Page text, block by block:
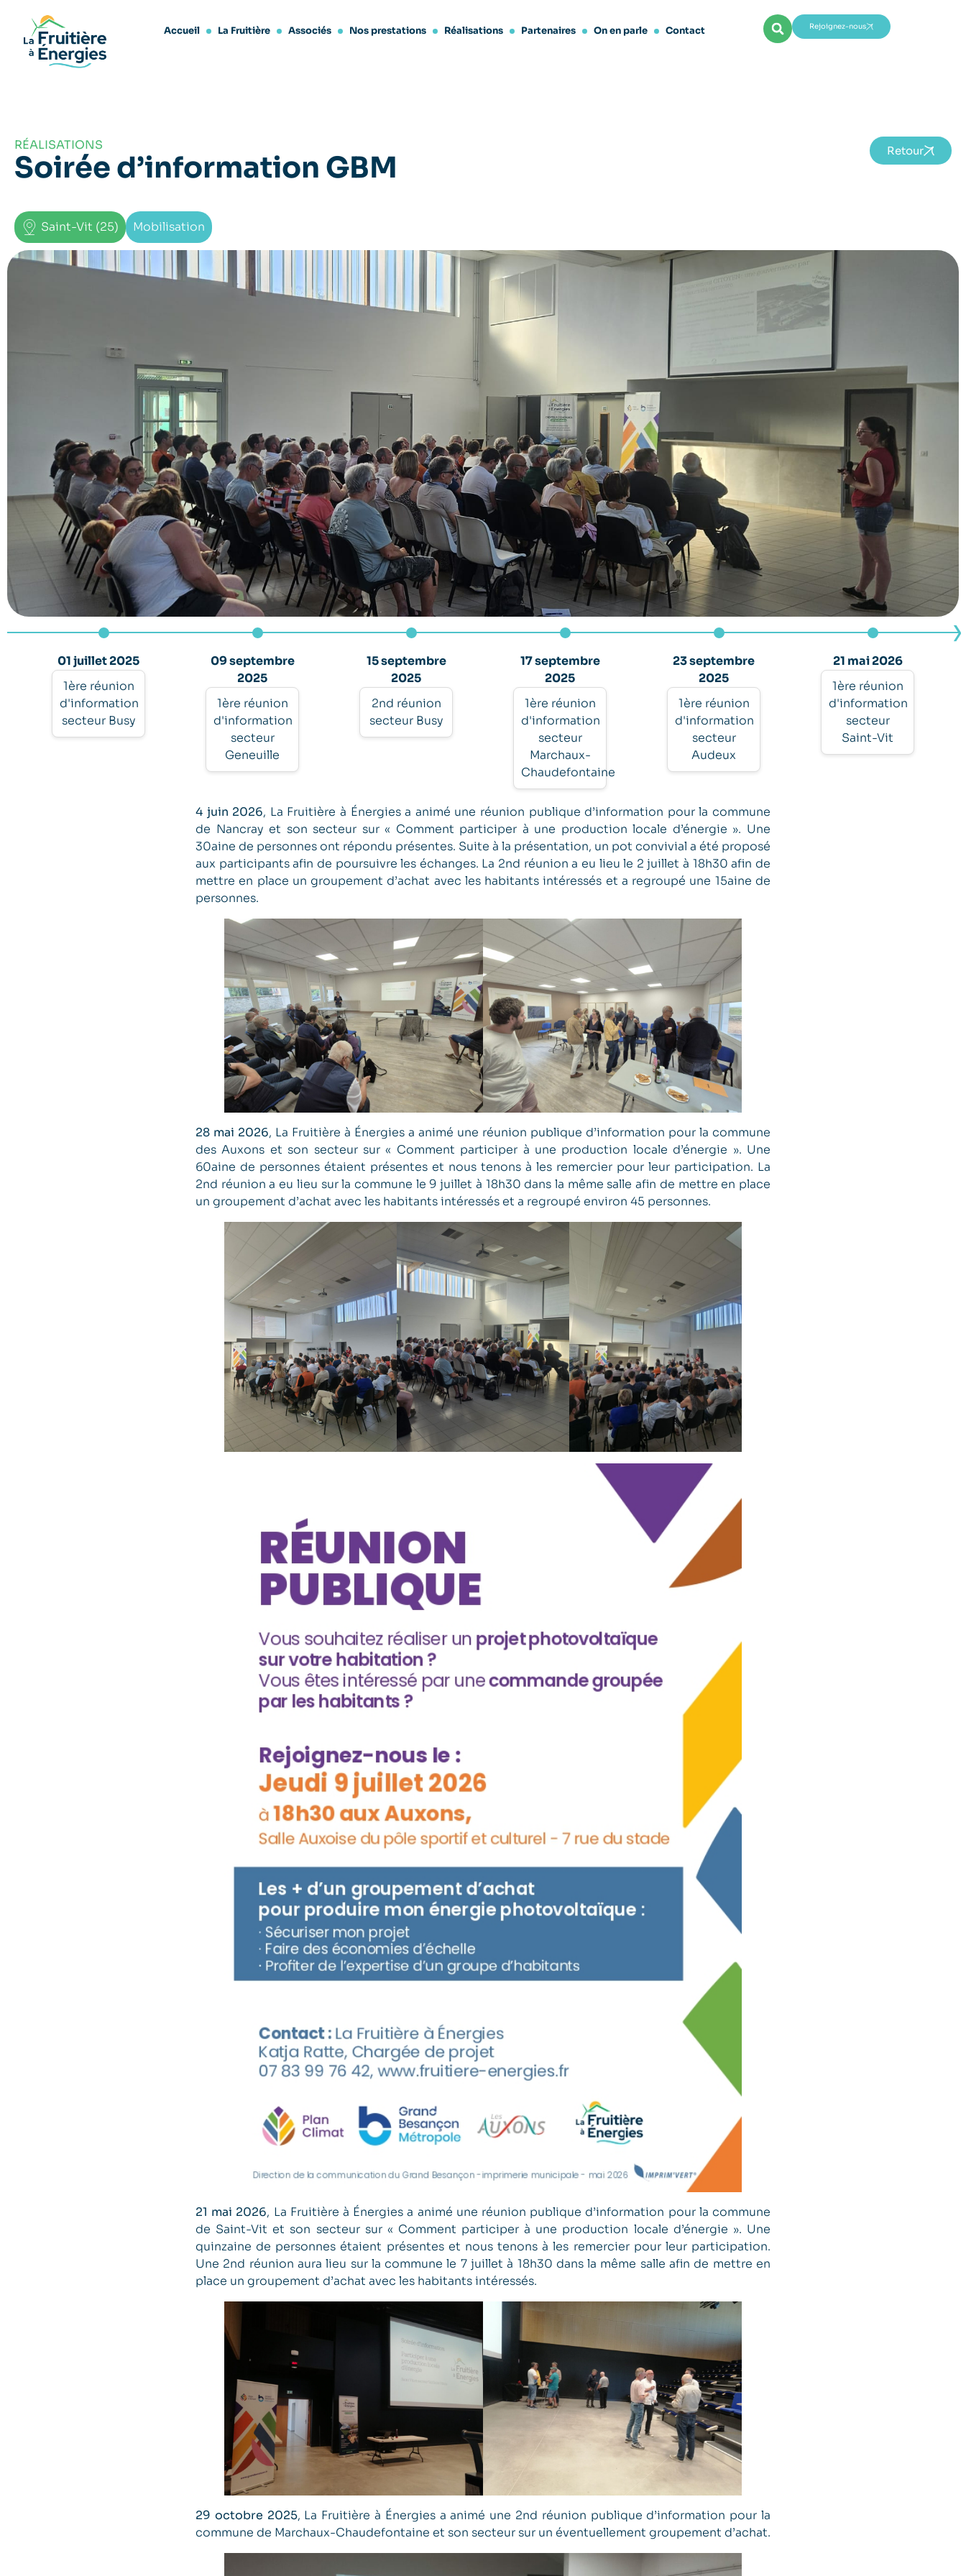
Accueil La Fruitière Associés Nos prestations Réalisations Partenaires On en parle Contact Rejoignez-nous
RÉALISATIONS
Soirée d’information GBM Retour
Saint-Vit (25) Mobilisation
01 juillet 2025
1ère réunion
d'information
secteur Busy
09 septembre
2025
1ère réunion
d'information
secteur
Geneuille
15 septembre
2025
2nd réunion
secteur Busy
17 septembre
2025
1ère réunion
d'information
secteur
Marchaux-
Chaudefontaine
23 septembre
2025
1ère réunion
d'information
secteur
Audeux
21 mai 2026
1ère réunion
d'information
secteur
Saint-Vit
4 juin 2026, La Fruitière à Énergies a animé une réunion publique d’information pour la commune
de Nancray et son secteur sur « Comment participer à une production locale d’énergie ». Une
30aine de personnes ont répondu présentes. Suite à la présentation, un pot convivial a été proposé
aux participants afin de poursuivre les échanges. La 2nd réunion a eu lieu le 2 juillet à 18h30 afin de
mettre en place un groupement d’achat avec les habitants intéressés et a regroupé une 15aine de
personnes.
28 mai 2026, La Fruitière à Énergies a animé une réunion publique d’information pour la commune
des Auxons et son secteur sur « Comment participer à une production locale d’énergie ». Une
60aine de personnes étaient présentes et nous tenons à les remercier pour leur participation. La
2nd réunion a eu lieu sur la commune le 9 juillet à 18h30 dans la même salle afin de mettre en place
un groupement d’achat avec les habitants intéressés et a regroupé environ 45 personnes.
21 mai 2026, La Fruitière à Énergies a animé une réunion publique d’information pour la commune
de Saint-Vit et son secteur sur « Comment participer à une production locale d’énergie ». Une
quinzaine de personnes étaient présentes et nous tenons à les remercier pour leur participation.
Une 2nd réunion aura lieu sur la commune le 7 juillet à 18h30 dans la même salle afin de mettre en
place un groupement d’achat avec les habitants intéressés.
29 octobre 2025, La Fruitière à Énergies a animé une 2nd réunion publique d’information pour la
commune de Marchaux-Chaudefontaine et son secteur sur un éventuellement groupement d’achat.